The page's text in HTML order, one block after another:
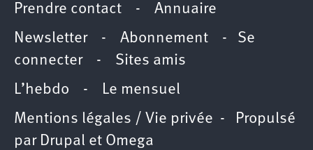
Prendre contact - Annuaire
Newsletter - Abonnement - Se
connecter- Sites amis
L’hebdo - Le mensuel
Mentions légales / Vie privée - Propulsé
par Drupal et Omega